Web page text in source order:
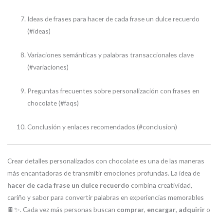
Ideas de frases para hacer de cada frase un dulce recuerdo
(#ideas)
Variaciones semánticas y palabras transaccionales clave
(#variaciones)
Preguntas frecuentes sobre personalización con frases en
chocolate (#faqs)
Conclusión y enlaces recomendados (#conclusion)
Crear detalles personalizados con chocolate es una de las maneras
más encantadoras de transmitir emociones profundas. La idea de
hacer de cada frase un dulce recuerdo combina creatividad,
cariño y sabor para convertir palabras en experiencias memorables
🍫✨. Cada vez más personas buscan comprar, encargar, adquirir o